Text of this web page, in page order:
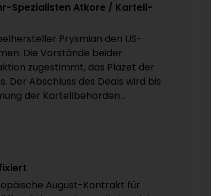
Spezialisten Atkore / Kartell-
Prysmian den US-
Die Vorstände beider
zugestimmt, das Plazet der
Abschluss des Deals wird bis
der Kartellbehörden...
August-Kontrakt für